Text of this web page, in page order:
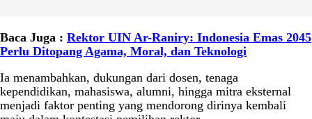
Baca Juga : Rektor UIN Ar-Raniry: Indonesia Emas 2045
Perlu Ditopang Agama, Moral, dan Teknologi
Ia menambahkan, dukungan dari dosen, tenaga
kependidikan, mahasiswa, alumni, hingga mitra eksternal
menjadi faktor penting yang mendorong dirinya kembali